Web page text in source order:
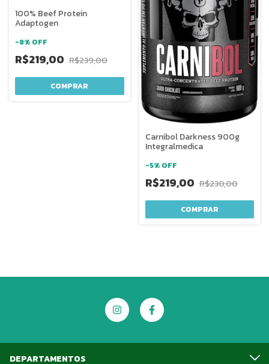
100% Beef Protein
Adaptogen
-8% OFF
R$219,00 R$239,00
COMPRAR
Carnibol Darkness 900g
Integralmedica
-5% OFF
R$219,00 R$230,00
COMPRAR
DEPARTAMENTOS